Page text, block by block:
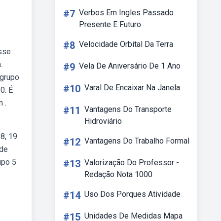
É
.
19
5
#7 Verbos Em Ingles Passado
Presente E Futuro
#8 Velocidade Orbital Da Terra
#9 Vela De Aniversário De 1 Ano
#10 Varal De Encaixar Na Janela
#11 Vantagens Do Transporte
Hidroviário
#12 Vantagens Do Trabalho Formal
#13 Valorização Do Professor -
Redação Nota 1000
#14 Uso Dos Porques Atividade
#15 Unidades De Medidas Mapa